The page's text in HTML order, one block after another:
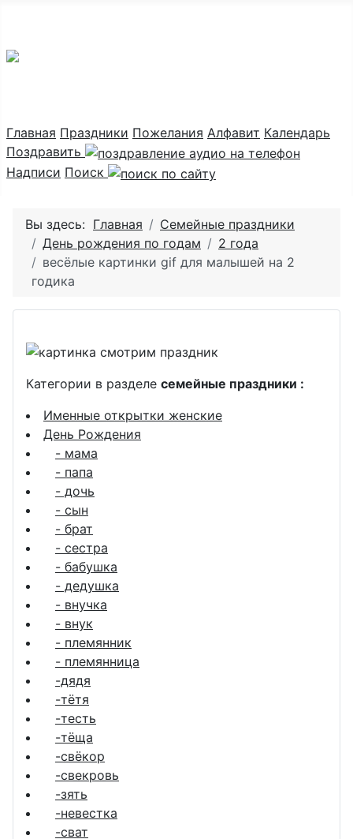
Главная Праздники Пожелания Алфавит Календарь
Поздравить
Надписи Поиск
Вы здесь: Главная
Семейные праздники
День рождения по годам
2 года
весёлые картинки gif для малышей на 2
годика
Категории в разделе семейные праздники :
Именные открытки женские
День Рождения
- мама
- папа
- дочь
- сын
- брат
- сестра
- бабушка
- дедушка
- внучка
- внук
- племянник
- племянница
-дядя
-тётя
-тесть
-тёща
-свёкор
-свекровь
-зять
-невестка
-сват